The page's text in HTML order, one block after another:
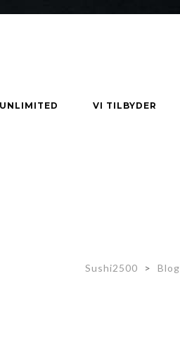
UNLIMITED VI TILBYDER
Sushi2500 > Blog